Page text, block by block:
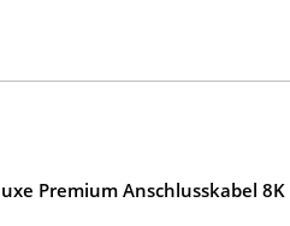
Premium Anschlusskabel